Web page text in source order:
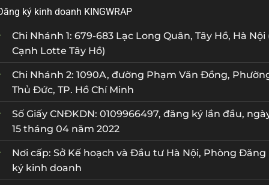
ký kinh doanh KINGWRAP
Chi Nhánh 1: 679-683 Lạc Long Quân, Tây Hồ, Hà Nội
Cạnh Lotte Tây Hồ)
Chi Nhánh 2: 1090A, đường Phạm Văn Đồng,
Thủ Đức, TP. Hồ Chí Minh
Số Giấy CNĐKDN: 0109966497, đăng ký lần đầu,
15 tháng 04 năm 2022
Nơi cấp: Sở Kế hoạch và Đầu tư Hà Nội, Phòng Đăng
ký kinh doanh